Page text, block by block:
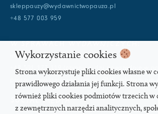
skleppauzy@wydawnictwopauza.pl
+48 577 003 959
info@wydawnictwopauza.pl
+48 501 177 119 (czynny w dni powszednie w
proszę o wysłanie wiadomości SMS, gdybym nie
SOCIAL MEDIA
Wykorzystanie cookies
Strona wykorzystuje pliki cookies własne w
prawidłowego działania jej funkcji. Strona
również pliki cookies podmiotów trzecich w
z zewnętrznych narzędzi analitycznych,